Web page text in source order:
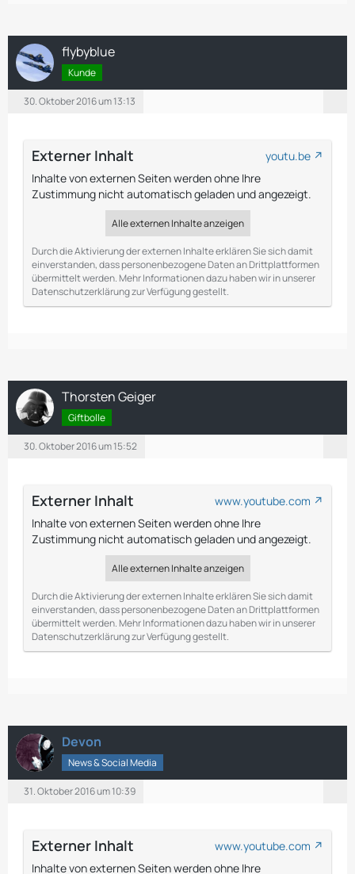
flybyblue
Kunde
30. Oktober 2016 um 13:13
Externer Inhalt
youtu.be
Inhalte von externen Seiten werden ohne Ihre
Zustimmung nicht automatisch geladen und angezeigt.
Alle externen Inhalte anzeigen
Durch die Aktivierung der externen Inhalte erklären Sie sich damit
einverstanden, dass personenbezogene Daten an Drittplattformen
übermittelt werden. Mehr Informationen dazu haben wir in unserer
Datenschutzerklärung zur Verfügung gestellt.
Thorsten Geiger
Giftbolle
30. Oktober 2016 um 15:52
Externer Inhalt
www.youtube.com
Inhalte von externen Seiten werden ohne Ihre
Zustimmung nicht automatisch geladen und angezeigt.
Alle externen Inhalte anzeigen
Durch die Aktivierung der externen Inhalte erklären Sie sich damit
einverstanden, dass personenbezogene Daten an Drittplattformen
übermittelt werden. Mehr Informationen dazu haben wir in unserer
Datenschutzerklärung zur Verfügung gestellt.
Devon
News & Social Media
31. Oktober 2016 um 10:39
Externer Inhalt
www.youtube.com
Inhalte von externen Seiten werden ohne Ihre